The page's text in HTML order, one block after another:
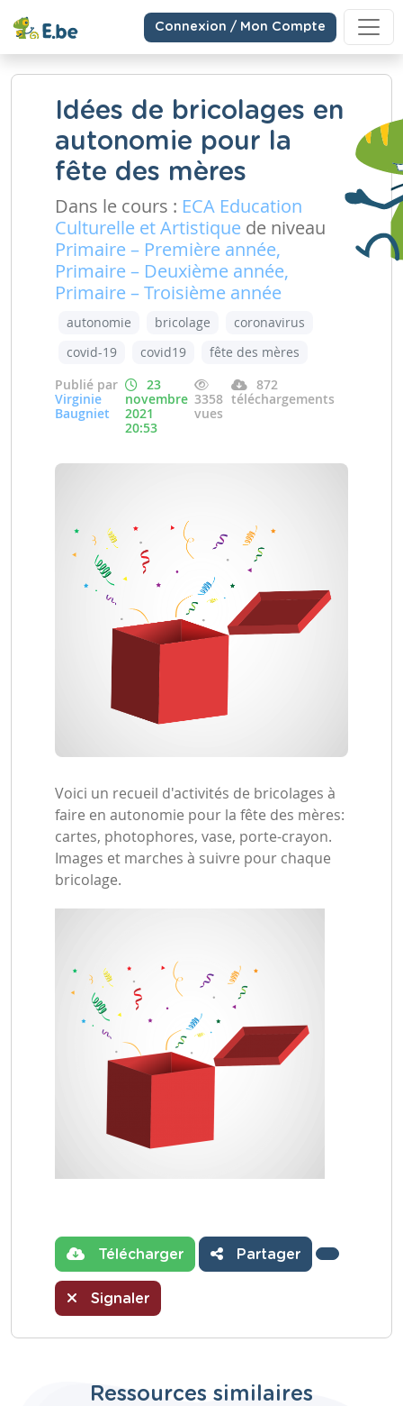
Connexion / Mon Compte
Idées de bricolages en
autonomie pour la
fête des mères
Dans le cours : ECA Education
Culturelle et Artistique de niveau
Primaire – Première année,
Primaire – Deuxième année,
Primaire – Troisième année
autonomie bricolage
coronavirus
covid-19
covid19
fête des mères
Publié par
Virginie
Baugniet
23
novembre
2021
20:53
3358
vues
872
téléchargements
Voici un recueil d'activités de bricolages à
faire en autonomie pour la fête des mères:
cartes, photophores, vase, porte-crayon.
Images et marches à suivre pour chaque
bricolage.
Télécharger Partager
Signaler
Ressources similaires